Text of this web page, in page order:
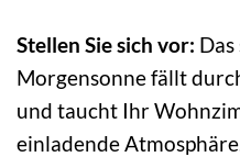
Stellen Sie sich vor:
Morgensonne fällt
und taucht Ihr
einladende